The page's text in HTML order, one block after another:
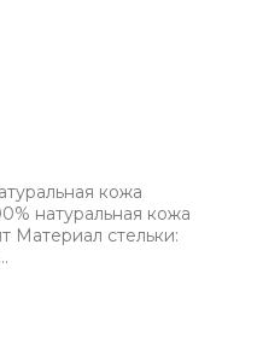
кожа
натуральная кожа
Материал стельки: